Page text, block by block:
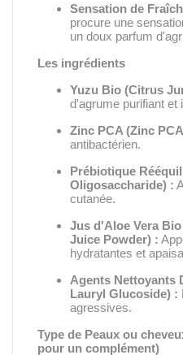
Sensation de
procure une
un doux parfum
Les ingrédients
Yuzu Bio (Citrus
d'agrume purifiant et
Zinc PCA (Zinc PCA
antibactérien.
Prébiotique
Oligosaccharide) :
cutanée.
Jus d'Aloe Vera
Juice Powder) :
hydratantes et
Agents Nettoyants
Lauryl Glucoside) :
agressives.
Type de Peaux ou
pour un complément)